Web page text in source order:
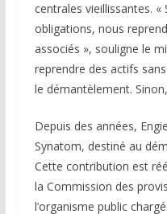
centrales vieillissantes. «
obligations, nous
associés », souligne le
reprendre des actifs
le démantèlement.
Depuis des années,
Synatom, destiné au
Cette contribution est
la Commission des
l’organisme public